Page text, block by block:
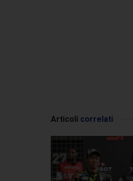
Articoli correlati